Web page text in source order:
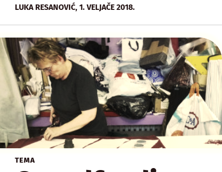
LUKA RESANOVIĆ, 1. VELJAČE 2018.
TEMA